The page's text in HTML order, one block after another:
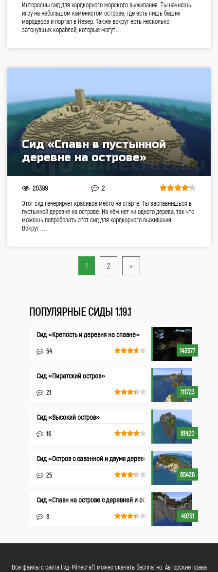
Интересны сид для хардкорного морского выживания. Ты начнешь
игру на небольшом каменистом острове, где есть лишь башня
мародеров и портал в Незер. Также вокруг есть несколько
затонувших кораблей, которые могут…
Сид «Спавн в пустынной
деревне на острове»
20399 2
Этот сид генерирует красивое место на старте. Ты заспавнишься в
пустынной деревне на острове. На нём нет ни одного дерева, так что
можешь попробовать этот сид для хардкорного выживания.
Вокруг…
1 2 >
ПОПУЛЯРНЫЕ СИДЫ 1.19.1
143577
Сид «Крепость и деревня на спавне»
54
111723
Сид «Пиратский остров»
21
81420
Сид «Высокий остров»
16
65426
Сид «Остров с саванной и двумя деревнями»
25
48731
Сид «Спавн на острове с деревней и особняком»
8
Все файлы с сайта Гид-Minecraft можно скачать бесплатно. Авторские права